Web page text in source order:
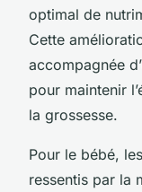
optimal de
Cette
accompagnée
pour maintenir
la grossesse.
Pour le bébé, les
ressentis par la